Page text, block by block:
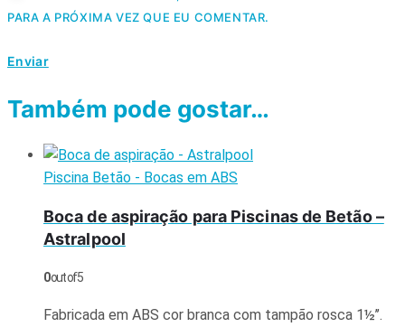
PARA A PRÓXIMA VEZ QUE EU COMENTAR.
Também pode gostar…
Piscina Betão - Bocas em ABS
Boca de aspiração para Piscinas de Betão –
Astralpool
0out of 5
Fabricada em ABS cor branca com tampão rosca 1½’’.